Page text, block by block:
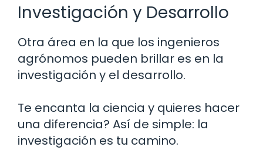
Investigación y Desarrollo
Otra área en la que los ingenieros
agrónomos pueden brillar es en la
investigación y el desarrollo.
Te encanta la ciencia y quieres hacer
una diferencia? Así de simple: la
investigación es tu camino.